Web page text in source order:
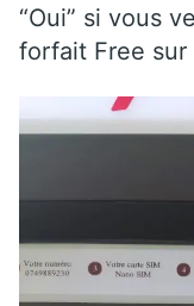
“Oui” si vous
forfait Free sur